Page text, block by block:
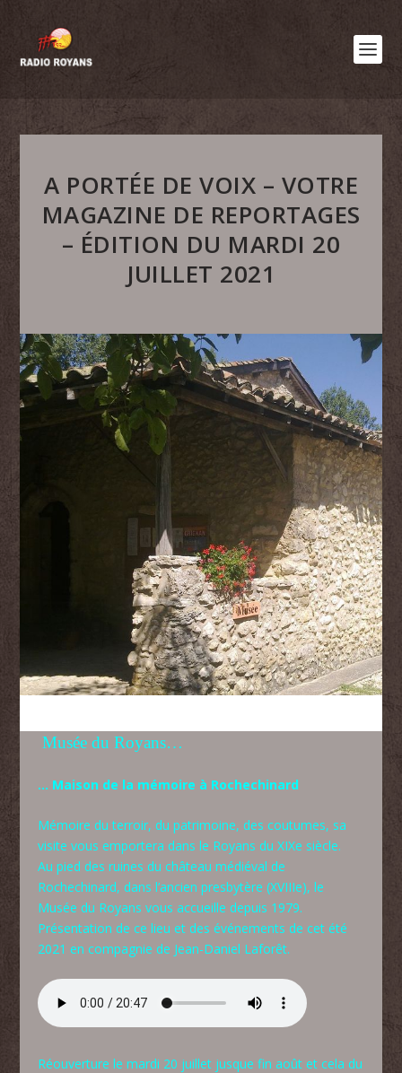
A PORTÉE DE VOIX – VOTRE
MAGAZINE DE REPORTAGES
– ÉDITION DU MARDI 20
JUILLET 2021
Musée du Royans…
… Maison de la mémoire à Rochechinard
Mémoire du terroir, du patrimoine, des coutumes, sa
visite vous emportera dans le Royans du XIXe siècle.
Au pied des ruines du château médiéval de
Rochechinard, dans l’ancien presbytère (XVIIIe), le
Musée du Royans vous accueille depuis 1979.
Présentation de ce lieu et des événements de cet été
2021 en compagnie de Jean-Daniel Laforêt.
Réouverture le mardi 20 juillet jusque fin août et cela du